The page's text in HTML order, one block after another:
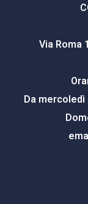
Via Roma
Da mercoledì